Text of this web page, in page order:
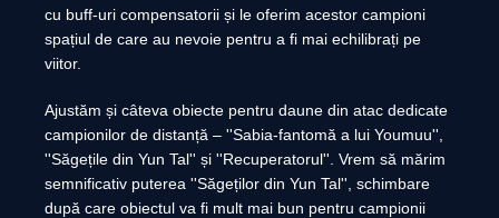
cu buff-uri compensatorii și le oferim acestor campioni
spațiul de care au nevoie pentru a fi mai echilibrați pe
viitor.
Ajustăm și câteva obiecte pentru daune din atac dedicate
campionilor de distanță – ''Sabia-fantomă a lui Youmuu'',
''Săgețile din Yun Tal'' și ''Recuperatorul''. Vrem să mărim
semnificativ puterea ''Săgeților din Yun Tal'', schimbare
după care obiectul va fi mult mai bun pentru campionii